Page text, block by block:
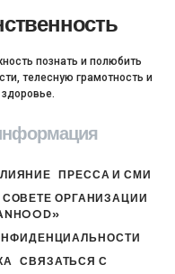
познать и полюбить
телесную грамотность и
ПРЕССА И СМИ
ОРГАНИЗАЦИИ
СВЯЗАТЬСЯ С